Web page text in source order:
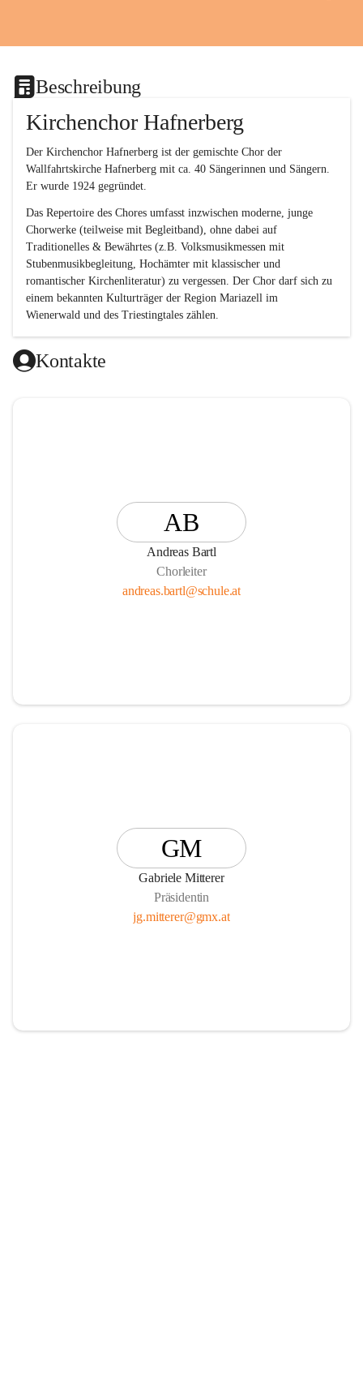
Beschreibung
Kirchenchor Hafnerberg
Der Kirchenchor Hafnerberg ist der gemischte Chor der
Wallfahrtskirche Hafnerberg mit ca. 40 Sängerinnen und Sängern.
Er wurde 1924 gegründet.
Das Repertoire des Chores umfasst inzwischen moderne, junge
Chorwerke (teilweise mit Begleitband), ohne dabei auf
Traditionelles & Bewährtes (z.B. Volksmusikmessen mit
Stubenmusikbegleitung, Hochämter mit klassischer und
romantischer Kirchenliteratur) zu vergessen. Der Chor darf sich zu
einem bekannten Kulturträger der Region Mariazell im
Wienerwald und des Triestingtales zählen.
Kontakte
AB
Andreas Bartl
Chorleiter
andreas.bartl@schule.at
GM
Gabriele Mitterer
Präsidentin
jg.mitterer@gmx.at